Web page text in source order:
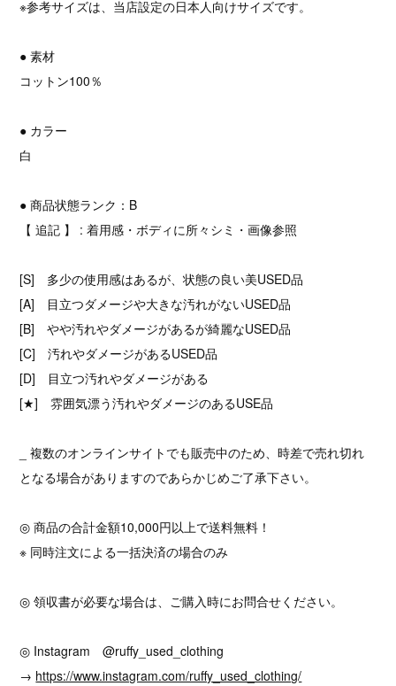
※参考サイズは、当店設定の日本人向けサイズです。
● 素材
コットン100％
● カラー
白
● 商品状態ランク：B
【 追記 】 : 着用感・ボディに所々シミ・画像参照
[S] 多少の使用感はあるが、状態の良い美USED品
[A] 目立つダメージや大きな汚れがないUSED品
[B] やや汚れやダメージがあるが綺麗なUSED品
[C] 汚れやダメージがあるUSED品
[D] 目立つ汚れやダメージがある
[★] 雰囲気漂う汚れやダメージのあるUSE品
_ 複数のオンラインサイトでも販売中のため、時差で売れ切れ
となる場合がありますのであらかじめご了承下さい。
◎ 商品の合計金額10,000円以上で送料無料！
※ 同時注文による一括決済の場合のみ
◎ 領収書が必要な場合は、ご購入時にお問合せください。
◎ Instagram @ruffy_used_clothing
→ https://www.instagram.com/ruffy_used_clothing/